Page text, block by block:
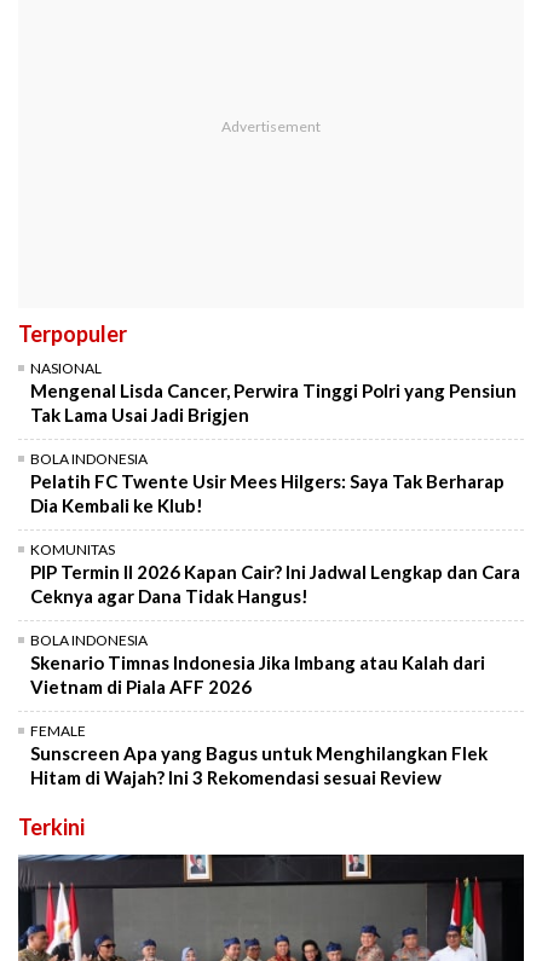
Terpopuler
NASIONAL
Mengenal Lisda Cancer, Perwira Tinggi Polri yang Pensiun
Tak Lama Usai Jadi Brigjen
BOLA INDONESIA
Pelatih FC Twente Usir Mees Hilgers: Saya Tak Berharap
Dia Kembali ke Klub!
KOMUNITAS
PIP Termin II 2026 Kapan Cair? Ini Jadwal Lengkap dan Cara
Ceknya agar Dana Tidak Hangus!
BOLA INDONESIA
Skenario Timnas Indonesia Jika Imbang atau Kalah dari
Vietnam di Piala AFF 2026
FEMALE
Sunscreen Apa yang Bagus untuk Menghilangkan Flek
Hitam di Wajah? Ini 3 Rekomendasi sesuai Review
Terkini